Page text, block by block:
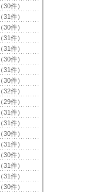
（30件）
（31件）
（30件）
（31件）
（31件）
（30件）
（31件）
（30件）
（32件）
（29件）
（31件）
（31件）
（30件）
（31件）
（30件）
（31件）
（31件）
（30件）